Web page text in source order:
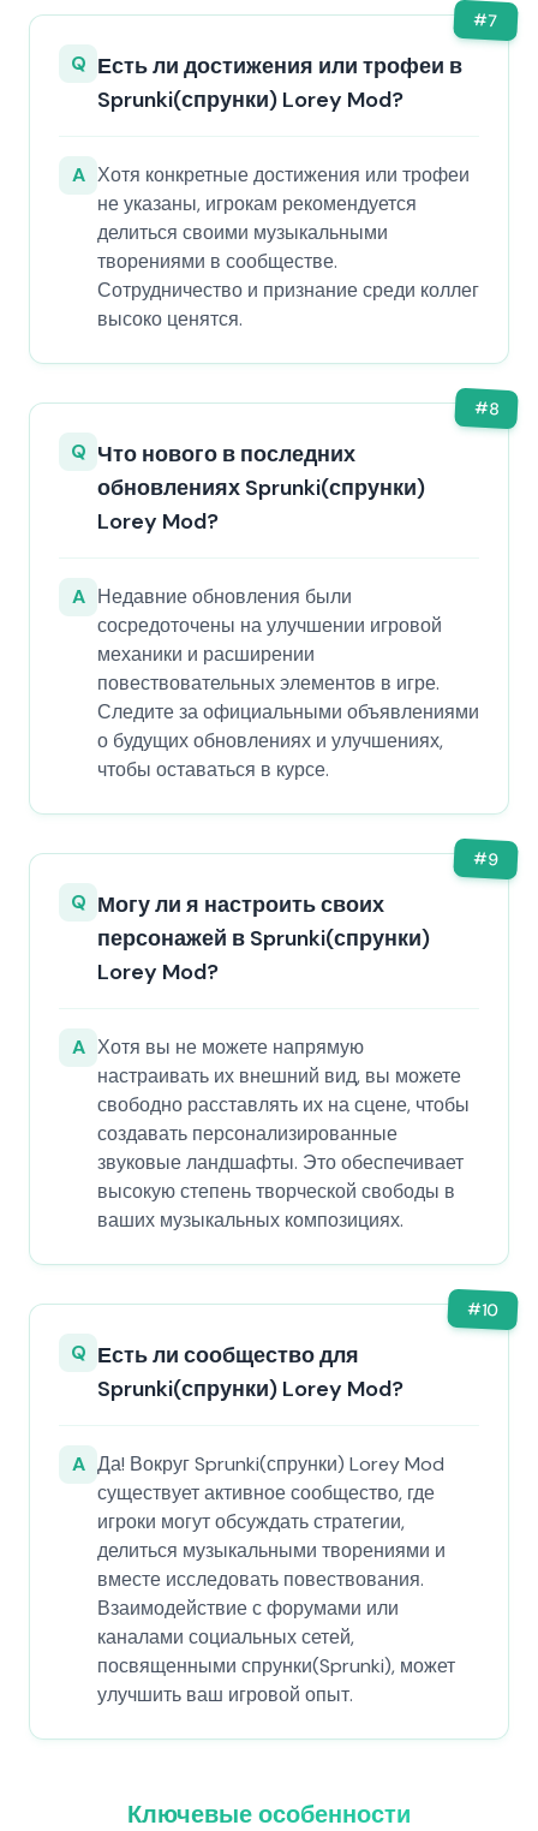
#7
Q Есть ли достижения или трофеи в
Sprunki(спрунки) Lorey Mod?
A Хотя конкретные достижения или трофеи
не указаны, игрокам рекомендуется
делиться своими музыкальными
творениями в сообществе.
Сотрудничество и признание среди коллег
высоко ценятся.
#8
Q Что нового в последних
обновлениях Sprunki(спрунки)
Lorey Mod?
A Недавние обновления были
сосредоточены на улучшении игровой
механики и расширении
повествовательных элементов в игре.
Следите за официальными объявлениями
о будущих обновлениях и улучшениях,
чтобы оставаться в курсе.
#9
Q Могу ли я настроить своих
персонажей в Sprunki(спрунки)
Lorey Mod?
A Хотя вы не можете напрямую
настраивать их внешний вид, вы можете
свободно расставлять их на сцене, чтобы
создавать персонализированные
звуковые ландшафты. Это обеспечивает
высокую степень творческой свободы в
ваших музыкальных композициях.
#10
Q Есть ли сообщество для
Sprunki(спрунки) Lorey Mod?
A Да! Вокруг Sprunki(спрунки) Lorey Mod
существует активное сообщество, где
игроки могут обсуждать стратегии,
делиться музыкальными творениями и
вместе исследовать повествования.
Взаимодействие с форумами или
каналами социальных сетей,
посвященными спрунки(Sprunki), может
улучшить ваш игровой опыт.
Ключевые особенности